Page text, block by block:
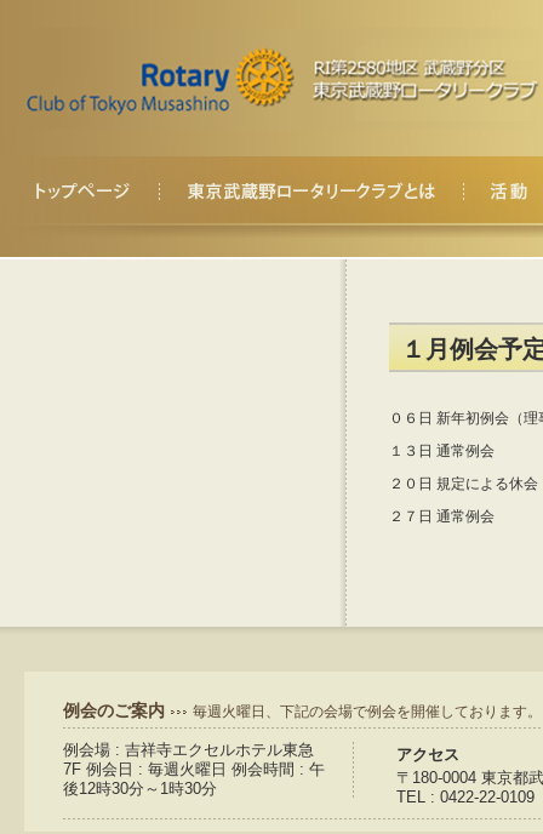
１月例会予
０６日 新年初例会（
１３日 通常例会
２０日 規定による休会
２７日 通常例会
例会のご案内 毎週火曜日、下記の会場で例会を開催しております。
例会場 : 吉祥寺エクセルホテル東急
7F 例会日 : 毎週火曜日 例会時間 : 午
後12時30分～1時30分
アクセス
〒180-0004 東京都
TEL : 0422-22-